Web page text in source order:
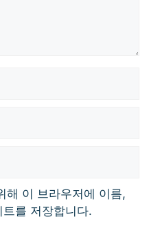
해 이 브라우저에 이름,
를 저장합니다.